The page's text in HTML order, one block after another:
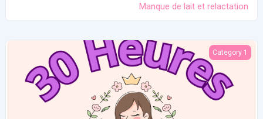
Manque de lait et relactation
L'importance de l'allaitement
Category 1